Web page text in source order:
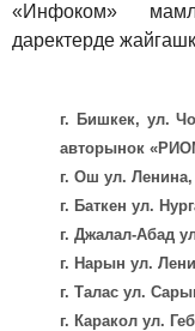
«Инфоком»
даректерде
г. Бишкек, ул.
авторынок
г. Ош ул.
г. Баткен ул.
г. Джалал-Абад
г. Нарын ул.
г. Талас ул.
г. Каракол ул.